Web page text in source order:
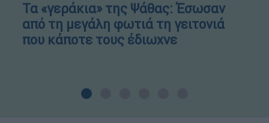
Τα «γεράκια» της Ψάθας: Έσωσαν
από τη μεγάλη φωτιά τη γειτονιά
που κάποτε τους έδιωχνε